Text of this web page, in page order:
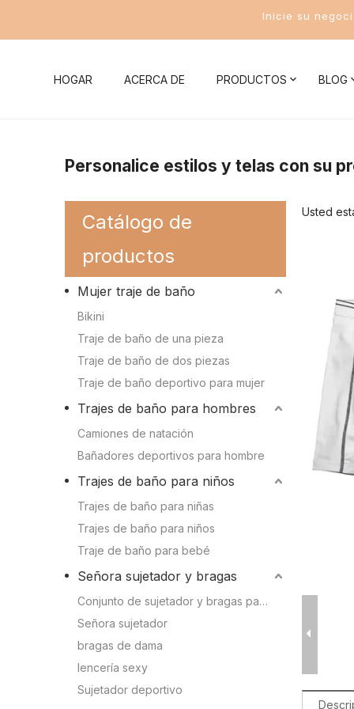
Inicie su
HOGAR ACERCA DE PRODUCTOS
Mujer traje de baño
Traje de baño de una pieza
Traje de baño de dos piezas
Traje de baño deportivo para mujer
Trajes de baño para hombres
Camiones de natación
Bañadores deportivos para hombre
Trajes de baño para niños
Trajes de baño para niñas
Trajes de baño para niños
Señora sujetador y bragas
Sujetador deportivo
Conjunto de sujetador y bragas para mujer
BLOG
Noticias de la compañía
Personalice estilos y telas con su
Catálogo de
productos
Mujer traje de baño
Bikini
Traje de baño de una pieza
Traje de baño de dos piezas
Traje de baño deportivo para mujer
Trajes de baño para hombres
Camiones de natación
Bañadores deportivos para hombre
Trajes de baño para niños
Trajes de baño para niñas
Trajes de baño para niños
Traje de baño para bebé
Señora sujetador y bragas
Conjunto de sujetador y bragas para mujer
Señora sujetador
bragas de dama
lencería sexy
Sujetador deportivo
Usted